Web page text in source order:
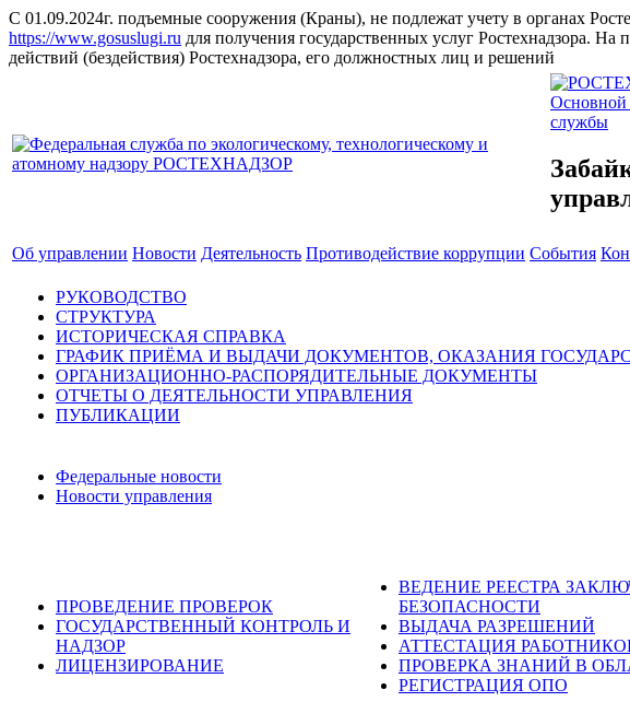
С 01.09.2024г. подъемные сооружения (Краны), не подлежат учету в органах
https://www.gosuslugi.ru для получения государственных услуг Ростехнадзора. На
действий (бездействия) Ростехнадзора, его должностных лиц и решений
Основной
службы
Об управлении Новости Деятельность Противодействие коррупции События
РУКОВОДСТВО
СТРУКТУРА
ИСТОРИЧЕСКАЯ СПРАВКА
ГРАФИК ПРИЁМА И ВЫДАЧИ ДОКУМЕНТОВ, ОКАЗАНИЯ
ОРГАНИЗАЦИОННО-РАСПОРЯДИТЕЛЬНЫЕ ДОКУМЕНТЫ
ОТЧЕТЫ О ДЕЯТЕЛЬНОСТИ УПРАВЛЕНИЯ
ПУБЛИКАЦИИ
Федеральные новости
Новости управления
ПРОВЕДЕНИЕ ПРОВЕРОК
ГОСУДАРСТВЕННЫЙ КОНТРОЛЬ И
НАДЗОР
ЛИЦЕНЗИРОВАНИЕ
ВЕДЕНИЕ РЕЕСТРА
БЕЗОПАСНОСТИ
ВЫДАЧА РАЗРЕШЕНИЙ
АТТЕСТАЦИЯ
ПРОВЕРКА ЗНАНИЙ В
РЕГИСТРАЦИЯ ОПО